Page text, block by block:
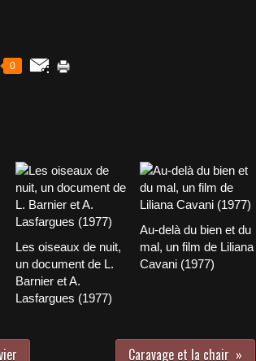
0
Les oiseaux de nuit,
un document de L.
Barnier et A.
Lasfargues (1977)
Au-delà du bien et du
mal, un film de Liliana
Cavani (1977)
Caravage et la chair